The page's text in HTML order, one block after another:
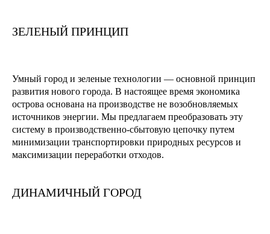
ЗЕЛЕНЫЙ ПРИНЦИП
Умный город и зеленые технологии — основной принцип
развития нового города. В настоящее время экономика
острова основана на производстве не возобновляемых
источников энергии. Мы предлагаем преобразовать эту
систему в производственно-сбытовую цепочку путем
минимизации транспортировки природных ресурсов и
максимизации переработки отходов.
ДИНАМИЧНЫЙ ГОРОД